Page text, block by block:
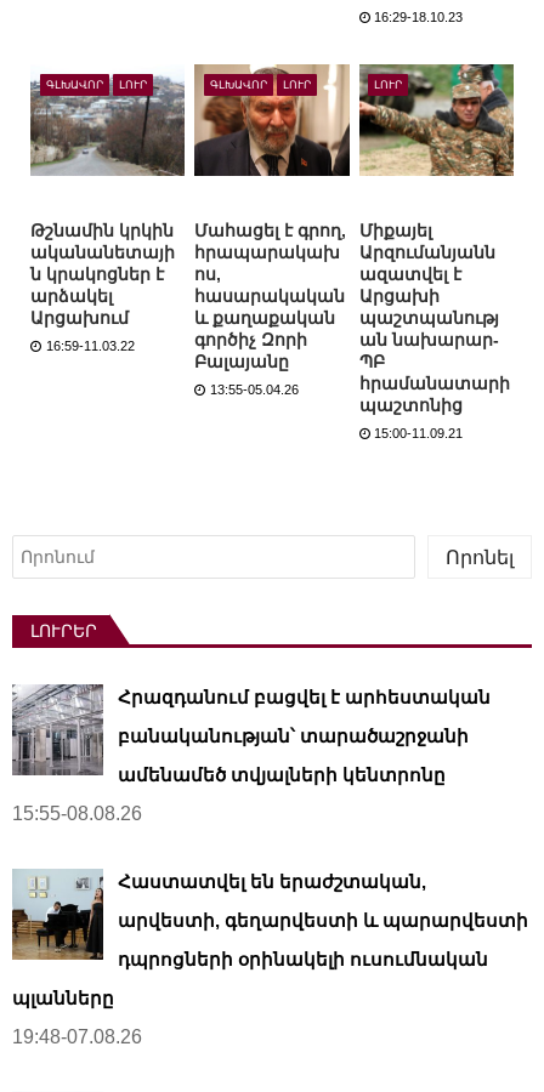
16:29-18.10.23
ԳԼԽԱՎՈՐ ԼՈՒՐ
Թշնամին կրկին
ականանետայի
ն կրակոցներ է
արձակել
Արցախում
16:59-11.03.22
ԳԼԽԱՎՈՐ ԼՈՒՐ
Մահացել է գրող,
հրապարակախ
ոս,
հասարակական
և քաղաքական
գործիչ Զորի
Բալայանը
13:55-05.04.26
ԼՈՒՐ
Միքայել
Արզումանյանն
ազատվել է
Արցախի
պաշտպանությ
ան նախարար-
ՊԲ
հրամանատարի
պաշտոնից
15:00-11.09.21
Որոնել
Որոնել
ԼՈՒՐԵՐ
Հրազդանում բացվել է արհեստական ​​
բանականության՝ տարածաշրջանի
ամենամեծ տվյալների կենտրոնը
15:55-08.08.26
Հաստատվել են երաժշտական,
արվեստի, գեղարվեստի և պարարվեստի
դպրոցների օրինակելի ուսումնական
պլանները
19:48-07.08.26